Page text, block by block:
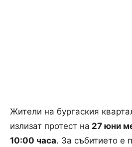
Жители на бургаския
излизат протест на 27 юни
10:00 часа. За събитието е